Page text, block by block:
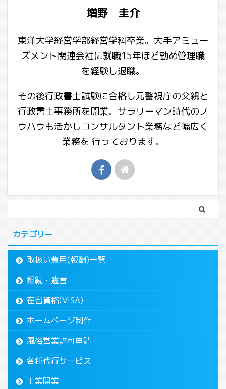
増野 圭介
東洋大学経営学部経営学科卒業。大手アミュー
ズメント関連会社に就職15年ほど勤め管理職
を経験し退職。
その後行政書士試験に合格し元警視庁の父親と
行政書士事務所を開業。サラリーマン時代のノ
ウハウも活かしコンサルタント業務など幅広く
業務を 行っております。
カテゴリー
取扱い費用(報酬)一覧
相続・遺言
在留資格(VISA)
ホームページ制作
風俗営業許可申請
各種代行サービス
士業開業